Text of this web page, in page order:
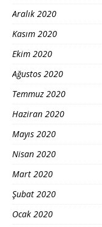
Aralık 2020
Kasım 2020
Ekim 2020
Ağustos 2020
Temmuz 2020
Haziran 2020
Mayıs 2020
Nisan 2020
Mart 2020
Şubat 2020
Ocak 2020